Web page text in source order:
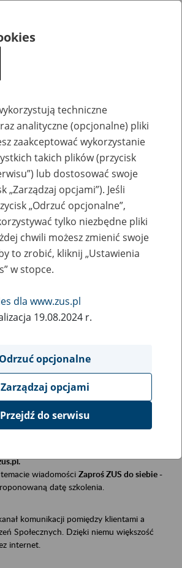
siebie: eZUS, wizyty
e-wizyty, Aktywni 50+
świadczeniobiorcy
w siedzibie firmy, instytucji, urzędu.
wiadomości Zaproś ZUS do siebie -
datę szkolenia.
komunikacji pomiędzy klientami a
Społecznych. Dzięki niemu większość
internet.
techniczne
analityczne (opcjonalne) pliki
zaakceptować wykorzystanie
takich plików (przycisk
lub dostosować swoje
„Zarządzaj opcjami”). Jeśli
„Odrzuć opcjonalne”,
tylko niezbędne pliki
chwili możesz zmienić swoje
to zrobić, kliknij „Ustawienia
w stopce.
dla www.zus.pl
19.08.2024 r.
Odrzuć opcjonalne
Zarządzaj opcjami
Przejdź do serwisu